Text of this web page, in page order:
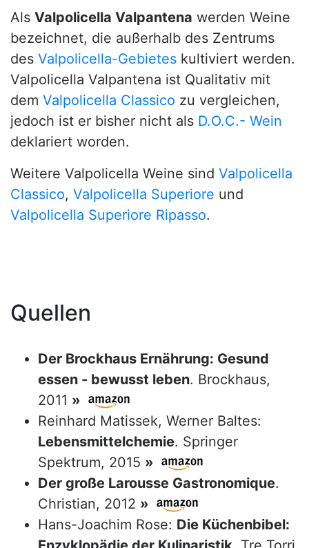
Als Valpolicella Valpantena werden Weine
bezeichnet, die außerhalb des Zentrums
des Valpolicella-Gebietes kultiviert werden.
Valpolicella Valpantena ist Qualitativ mit
dem Valpolicella Classico zu vergleichen,
jedoch ist er bisher nicht als D.O.C.- Wein
deklariert worden.
Weitere Valpolicella Weine sind Valpolicella
Classico, Valpolicella Superiore und
Valpolicella Superiore Ripasso.
Quellen
Der Brockhaus Ernährung: Gesund
essen - bewusst leben. Brockhaus,
2011 »
Reinhard Matissek, Werner Baltes:
Lebensmittelchemie. Springer
Spektrum, 2015 »
Der große Larousse Gastronomique.
Christian, 2012 »
Hans-Joachim Rose: Die Küchenbibel: